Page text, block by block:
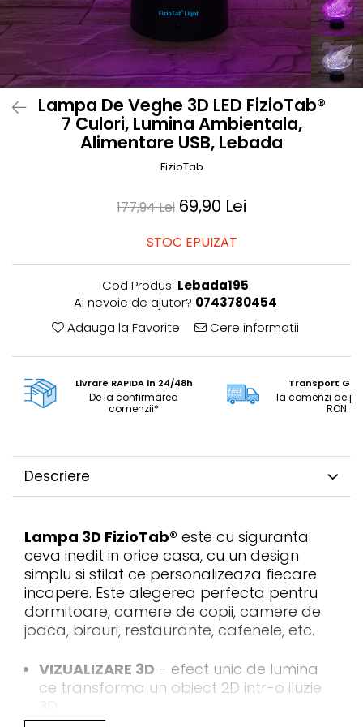
Husa protectie scaun auto
Suporti uscare biberoane
Suporti pahar carucior
Bile baie copii
Vesela copii
Lampi de veghe
Lampa De Veghe 3D LED FizioTab®
7 Culori, Lumina Ambientala,
Alimentare USB, Lebada
FizioTab
177,94 Lei 69,90 Lei
STOC EPUIZAT
Cod Produs: Lebada195
Ai nevoie de ajutor? 0743780454
Adauga la Favorite
Cere informatii
Livrare RAPIDA in 24/48h
De la confirmarea
comenzii*
Transport
la comenzi de
RON
Descriere
Lampa 3D FizioTab® este cu siguranta
ceva inedit in orice casa, cu un design
simplu si stilat ce personalizeaza fiecare
incapere. Este alegerea perfecta pentru
dormitoare, camere de copii, camere de
joaca, birouri, restaurante, cafenele, etc.
VIZUALIZARE 3D - efect unic de lumina
ce transforma un obiect 2D intr-o iluzie